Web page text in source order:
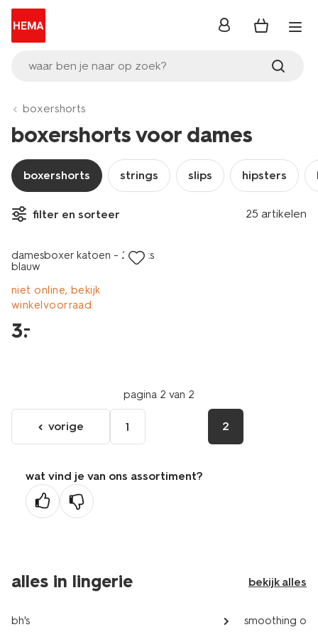
waar ben je naar op zoek?
inloggen
boxershorts
boxershorts voor dames
boxershorts strings slips hipsters
filter en sorteer 25 artikelen
laag geprijsd
damesboxer katoen - 2 stuks
blauw
niet online, bekijk
winkelvoorraad
3.
–
pagina 2 van 2
ga
naar
vorige
pagina
vorige 1 2
wat vind je van ons assortiment?
alles in lingerie bekijk alles
bh's smoothing